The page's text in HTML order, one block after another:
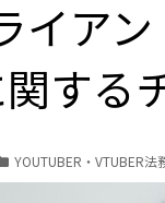
イア
する
YOUTUBER・VTUBER法